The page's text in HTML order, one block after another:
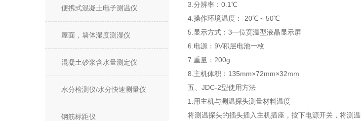
便携式混凝土电子测温仪
屋面，墙体湿度测湿仪
混凝土砂浆含水量测定仪
水分检测仪/水分快速测量仪
钢筋标距仪
3.分辨率：0.1℃
4.操作环境温度：-20℃～50℃
5.显示方式：3―位宽温型液晶显示屏
6.电源：9V积层电池一枚
7.重量：200g
8.主机体积：135mm×72mm×32mm
五、JDC-2型使用方法
1.用主机与测温探头测量材料温度
将测温探头的插头插入主机插座，按下电源开关，将测